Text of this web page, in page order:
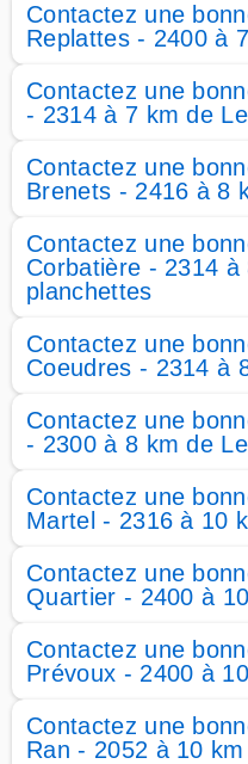
Contactez une
Replattes - 2400 à
Contactez une
- 2314 à 7 km de
Contactez une
Brenets - 2416 à 8
Contactez une
Corbatière - 2314
planchettes
Contactez une
Coeudres - 2314 à
Contactez une
- 2300 à 8 km de
Contactez une
Martel - 2316 à 10
Contactez une
Quartier - 2400 à
Contactez une
Prévoux - 2400 à
Contactez une
Ran - 2052 à 10